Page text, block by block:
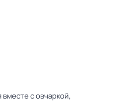
с овчаркой,